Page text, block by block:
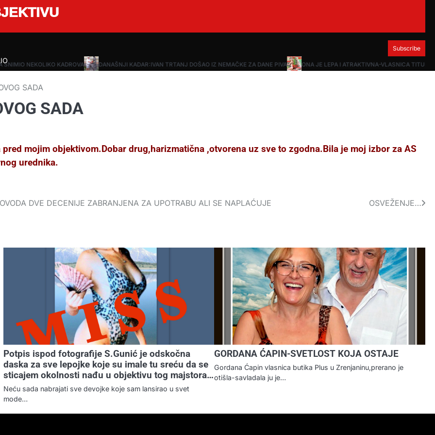
Subscribe
NEKOLIKO KADROVA DANAŠNJI KADAR:IVAN TRTANJ DOŠAO IZ NEMAČKE ZA DANE PIVA ONA JE LEPA I ATRAKTIVNA-VLASNICA TITULE
SADA
SADA
mojim objektivom.Dobar drug,harizmatična ,otvorena uz sve to zgodna.Bila je moj izbor za AS
urednika.
DVE DECENIJE ZABRANJENA ZA UPOTRABU ALI SE NAPLAĆUJE OSVEŽENJE…
Potpis ispod fotografije S.Gunić je odskočna
daska za sve lepojke koje su imale tu sreću da se
sticajem okolnosti nađu u objektivu tog majstora…
Neću sada nabrajati sve devojke koje sam lansirao u svet
mode…
GORDANA ĆAPIN-SVETLOST KOJA OSTAJE
Gordana Ćapin vlasnica butika Plus u Zrenjaninu,prerano je
otišla-savladala ju je…